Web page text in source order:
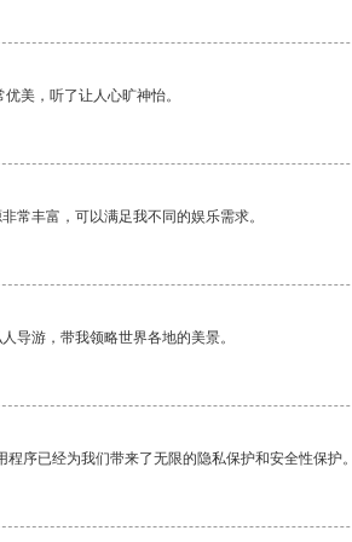
美，听了让人心旷神怡。
常丰富，可以满足我不同的娱乐需求。
导游，带我领略世界各地的美景。
程序已经为我们带来了无限的隐私保护和安全性保护